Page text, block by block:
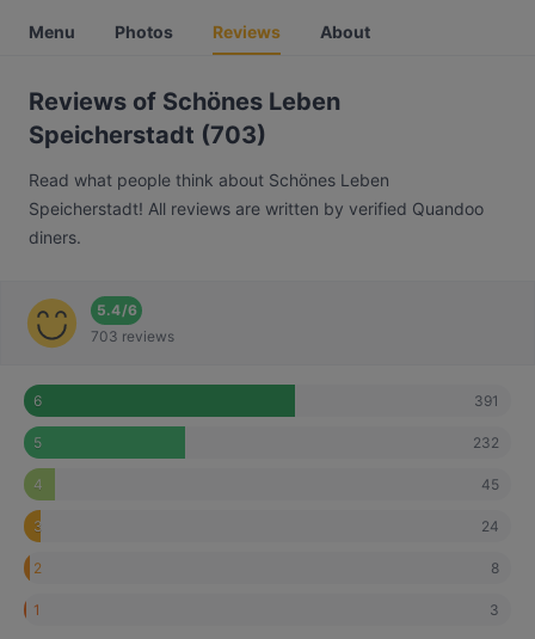
Menu Photos Reviews About
Reviews of Schönes Leben
Speicherstadt (703)
Read what people think about Schönes Leben
Speicherstadt! All reviews are written by verified Quandoo
diners.
5.4/6
703 reviews
6 391
5 232
4 45
3 24
2 8
1 3